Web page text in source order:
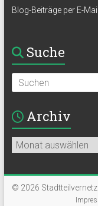
Blog-Beiträge per E-
Suche
Archiv
Archiv
© 2026